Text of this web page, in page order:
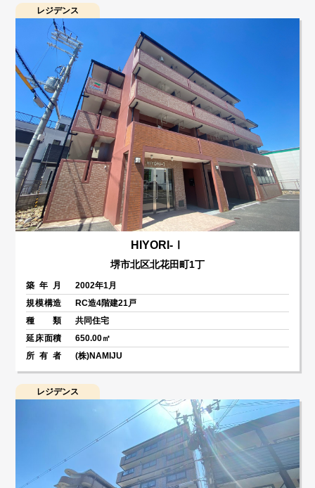
レジデンス
HIYORI-Ⅰ
堺市北区北花田町1丁
築年月
2002年1月
規模構造
RC造4階建21戸
種類
共同住宅
延床面積
650.00㎡
所有者
(株)NAMIJU
レジデンス